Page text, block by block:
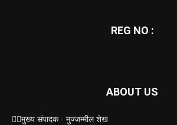
REG NO :
ABOUT US
✍🏻मुख्य संपादक - मुज्जम्मील शेख